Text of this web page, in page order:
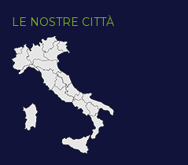
LE NOSTRE CITTÀ